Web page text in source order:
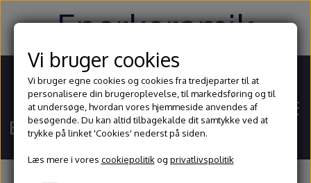
Enerkeramik
Vi bruger cookies
Vi bruger egne cookies og cookies fra tredjeparter til at
personalisere din brugeroplevelse, til markedsføring og til
at undersøge, hvordan vores hjemmeside anvendes af
besøgende. Du kan altid tilbagekalde dit samtykke ved at
trykke på linket 'Cookies' nederst på siden.
Læs mere i vores cookiepolitik og privatlivspolitik